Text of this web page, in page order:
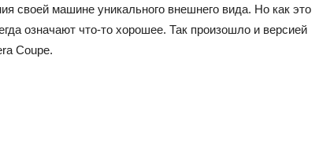
своей машине уникального внешнего вида. Но как это
означают что-то хорошее. Так произошло и версией
Coupe.